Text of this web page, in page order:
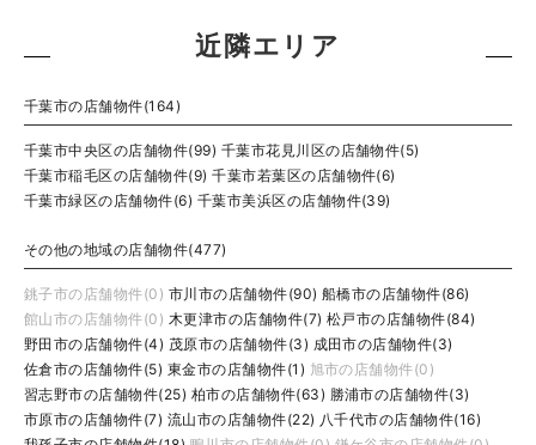
近隣エリア
千葉市の店舗物件(164)
千葉市中央区の店舗物件(99) 千葉市花見川区の店舗物件(5)
千葉市稲毛区の店舗物件(9) 千葉市若葉区の店舗物件(6)
千葉市緑区の店舗物件(6) 千葉市美浜区の店舗物件(39)
その他の地域の店舗物件(477)
銚子市の店舗物件(0) 市川市の店舗物件(90) 船橋市の店舗物件(86)
館山市の店舗物件(0) 木更津市の店舗物件(7) 松戸市の店舗物件(84)
野田市の店舗物件(4) 茂原市の店舗物件(3) 成田市の店舗物件(3)
佐倉市の店舗物件(5) 東金市の店舗物件(1) 旭市の店舗物件(0)
習志野市の店舗物件(25) 柏市の店舗物件(63) 勝浦市の店舗物件(3)
市原市の店舗物件(7) 流山市の店舗物件(22) 八千代市の店舗物件(16)